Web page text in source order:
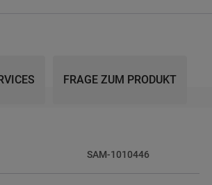
SAM-1010446
FRAGE ZUM PRODUKT